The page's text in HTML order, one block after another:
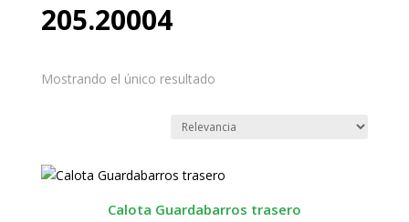
205.20004
Mostrando el único resultado
Calota Guardabarros trasero